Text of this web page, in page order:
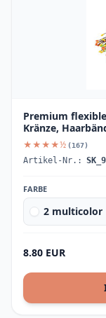
Premium
Kränze,
★★★★½ (167)
Artikel-Nr.:
FARBE
2 multicolor
8.80 EUR